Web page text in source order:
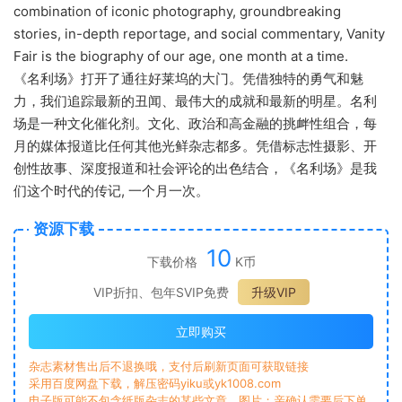
combination of iconic photography, groundbreaking
stories, in-depth reportage, and social commentary, Vanity
Fair is the biography of our age, one month at a time.
《名利场》打开了通往好莱坞的大门。凭借独特的勇气和魅
力，我们追踪最新的丑闻、最伟大的成就和最新的明星。名利
场是一种文化催化剂。文化、政治和高金融的挑衅性组合，每
月的媒体报道比任何其他光鲜杂志都多。凭借标志性摄影、开
创性故事、深度报道和社会评论的出色结合，《名利场》是我
们这个时代的传记, 一个月一次。
资源下载
下载价格 10 K币
VIP折扣、包年SVIP免费
升级VIP
立即购买
杂志素材售出后不退换哦，支付后刷新页面可获取链接
采用百度网盘下载，解压密码yiku或yk1008.com